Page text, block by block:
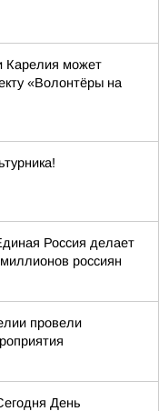
Карелия может
«Волонтёры на
Россия делает
россиян
провели
День